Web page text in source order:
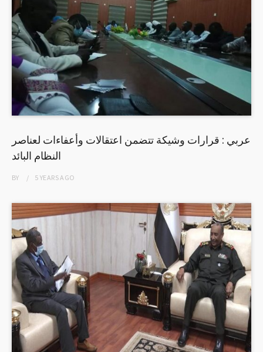
عربي : قرارات وشيكة تتضمن اعتقالات وأعفاءات لعناصر
النظام البائد
BY 5 YEARSAGO